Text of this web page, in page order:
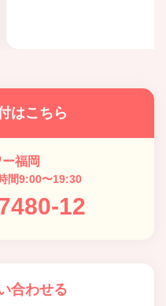
はこちら
福岡
間9:00〜19:30
12
合わせる